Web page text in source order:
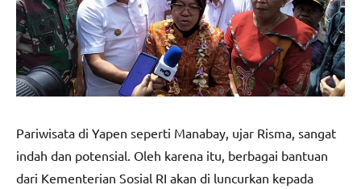
Pariwisata di Yapen seperti Manabay, ujar Risma, sangat
indah dan potensial. Oleh karena itu, berbagai bantuan
dari Kementerian Sosial RI akan di luncurkan kepada